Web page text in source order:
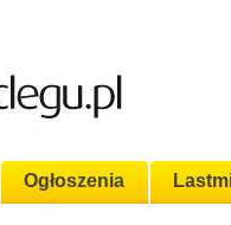
Ogłoszenia